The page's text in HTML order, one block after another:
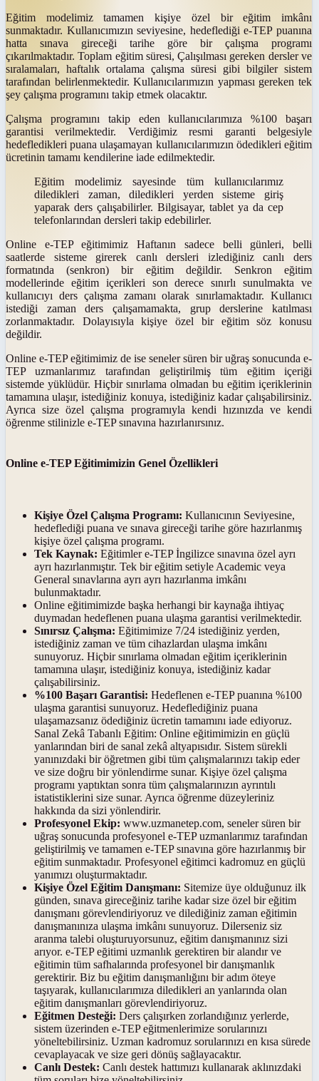
Eğitim modelimiz tamamen kişiye özel bir eğitim imkânı
sunmaktadır. Kullanıcımızın seviyesine, hedeflediğie-TEPpuanına
hatta sınava gireceği tarihe göre bir çalışma programı
çıkarılmaktadır. Toplam eğitim süresi, Çalışılması gereken dersler ve
sıralamaları, haftalık ortalama çalışma süresi gibi bilgiler sistem
tarafından belirlenmektedir. Kullanıcılarımızın yapması gereken tek
şey çalışma programını takip etmek olacaktır.
Çalışma programını takip eden kullanıcılarımıza %100 başarı
garantisi verilmektedir. Verdiğimiz resmi garanti belgesiyle
hedefledikleri puana ulaşamayan kullanıcılarımızın ödedikleri eğitim
ücretinin tamamı kendilerine iade edilmektedir.
Eğitim modelimiz sayesinde tüm kullanıcılarımız
diledikleri zaman, diledikleri yerden sisteme giriş
yaparak ders çalışabilirler. Bilgisayar, tablet ya da cep
telefonlarından dersleri takip edebilirler.
Online e-TEPeğitimimiz Haftanın sadece belli günleri, belli
saatlerde sisteme girerek canlı dersleri izlediğiniz canlı ders
formatında (senkron) bir eğitim değildir. Senkron eğitim
modellerinde eğitim içerikleri son derece sınırlı sunulmakta ve
kullanıcıyı ders çalışma zamanı olarak sınırlamaktadır. Kullanıcı
istediği zaman ders çalışamamakta, grup derslerine katılması
zorlanmaktadır. Dolayısıyla kişiye özel bir eğitim söz konusu
değildir.
Online e-TEP eğitimimiz de ise seneler süren bir uğraş sonucunda e-
TEP uzmanlarımız tarafından geliştirilmiş tüm eğitim içeriği
sistemde yüklüdür. Hiçbir sınırlama olmadan bu eğitim içeriklerinin
tamamına ulaşır, istediğiniz konuya, istediğiniz kadar çalışabilirsiniz.
Ayrıca size özel çalışma programıyla kendi hızınızda ve kendi
öğrenme stilinizle e-TEPsınavına hazırlanırsınız.
Online e-TEP Eğitimimizin Genel Özellikleri
Kişiye Özel Çalışma Programı: Kullanıcının Seviyesine,
hedeflediği puana ve sınava gireceği tarihe göre hazırlanmış
kişiye özel çalışma programı.
Tek Kaynak: Eğitimler e-TEP İngilizce sınavına özel ayrı
ayrı hazırlanmıştır. Tek bir eğitim setiyle Academic veya
General sınavlarına ayrı ayrı hazırlanma imkânı
bulunmaktadır.
Online eğitimimizde başka herhangi bir kaynağa ihtiyaç
duymadan hedeflenen puana ulaşma garantisi verilmektedir.
Sınırsız Çalışma: Eğitimimize 7/24 istediğiniz yerden,
istediğiniz zaman ve tüm cihazlardan ulaşma imkânı
sunuyoruz. Hiçbir sınırlama olmadan eğitim içeriklerinin
tamamına ulaşır, istediğiniz konuya, istediğiniz kadar
çalışabilirsiniz.
%100 Başarı Garantisi: Hedeflenen e-TEP puanına %100
ulaşma garantisi sunuyoruz. Hedeflediğiniz puana
ulaşamazsanız ödediğiniz ücretin tamamını iade ediyoruz.
Sanal Zekâ Tabanlı Eğitim: Online eğitimimizin en güçlü
yanlarından biri de sanal zekâ altyapısıdır. Sistem sürekli
yanınızdaki bir öğretmen gibi tüm çalışmalarınızı takip eder
ve size doğru bir yönlendirme sunar. Kişiye özel çalışma
programı yaptıktan sonra tüm çalışmalarınızın ayrıntılı
istatistiklerini size sunar. Ayrıca öğrenme düzeyleriniz
hakkında da sizi yönlendirir.
Profesyonel Ekip: www.uzmanetep.com, seneler süren bir
uğraş sonucunda profesyonel e-TEP uzmanlarımız tarafından
geliştirilmiş ve tamamen e-TEP sınavına göre hazırlanmış bir
eğitim sunmaktadır. Profesyonel eğitimci kadromuz en güçlü
yanımızı oluşturmaktadır.
Kişiye Özel Eğitim Danışmanı: Sitemize üye olduğunuz ilk
günden, sınava gireceğiniz tarihe kadar size özel bir eğitim
danışmanı görevlendiriyoruz ve dilediğiniz zaman eğitimin
danışmanınıza ulaşma imkânı sunuyoruz. Dilerseniz siz
aranma talebi oluşturuyorsunuz, eğitim danışmanınız sizi
arıyor. e-TEP eğitimi uzmanlık gerektiren bir alandır ve
eğitimin tüm safhalarında profesyonel bir danışmanlık
gerektirir. Biz bu eğitim danışmanlığını bir adım öteye
taşıyarak, kullanıcılarımıza diledikleri an yanlarında olan
eğitim danışmanları görevlendiriyoruz.
Eğitmen Desteği: Ders çalışırken zorlandığınız yerlerde,
sistem üzerinden e-TEP eğitmenlerimize sorularınızı
yöneltebilirsiniz. Uzman kadromuz sorularınızı en kısa sürede
cevaplayacak ve size geri dönüş sağlayacaktır.
Canlı Destek: Canlı destek hattımızı kullanarak aklınızdaki